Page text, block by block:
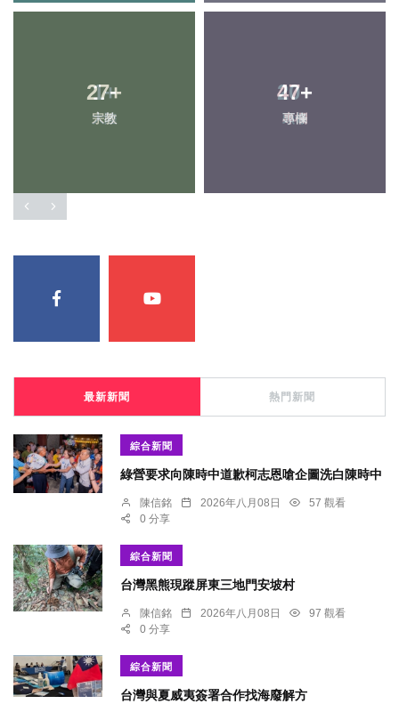
27+
宗教
47+
專欄
1+
大陸
20+
頭條
最新新聞 熱門新聞
綜合新聞
綠營要求向陳時中道歉柯志恩嗆企圖洗白陳時中
陳信銘 2026年八月08日
57 觀看
0 分享
綜合新聞
台灣黑熊現蹤屏東三地門安坡村
陳信銘 2026年八月08日
97 觀看
0 分享
綜合新聞
台灣與夏威夷簽署合作找海廢解方